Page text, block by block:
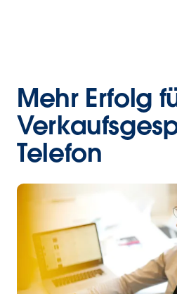
Mehr Erfolg
Telefon